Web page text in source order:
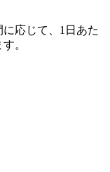
応じて、1日あた
。